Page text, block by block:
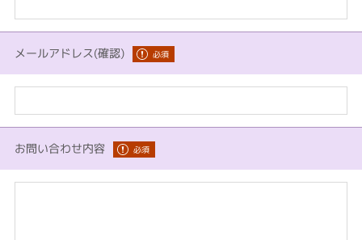
メールアドレス(確認)
お問い合わせ内容